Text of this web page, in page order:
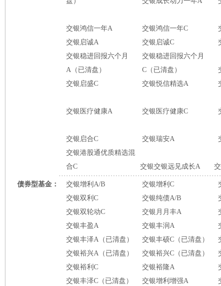
交银鸿信一年A 交银鸿信一年C
交银启诚A
交银启诚C
交银稳进回报六个月
A（已清盘）
交银稳进回报六个月
C（已清盘）
交银启盛C
交银悦信精选A
交银医疗健康A 交银医疗健康C
交银启合C 交银瑞安A
交银港股通优质精选混
合C
交银交银远见成长A
债券型基金： 交银增利A/B 交银增利C
交银双利C
交银纯债A/B
交银双轮动C
交银月月丰A
交银丰盈A
交银丰润A
交银丰泽A（已清盘）
交银丰硕C（已清盘）
交银裕兴A（已清盘）
交银裕兴C（已清盘）
交银裕利C
交银裕隆A
交银丰泽C（已清盘）
交银增利增强A